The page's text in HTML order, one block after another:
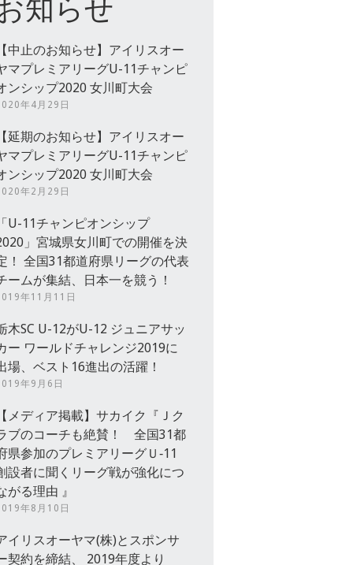
知らせ
中止のお知らせ】アイリスオー
マプレミアリーグU-11チャンピ
ンシップ2020 女川町大会
年4月29日
延期のお知らせ】アイリスオー
マプレミアリーグU-11チャンピ
ンシップ2020 女川町大会
年2月29日
U-11チャンピオンシップ
」宮城県女川町での開催を決
！ 全国31都道府県リーグの代表
ームが集結、日本一を競う！
年11月11日
木SC U-12がU-12 ジュニアサッ
ー ワールドチャレンジ2019に
場、ベスト16進出の活躍！
年9月6日
メディア掲載】サカイク『Ｊク
ブのコーチも絶賛！ 全国31都
県参加のプレミアリーグＵ‐11
設者に聞くリーグ戦が強化につ
がる理由 』
年8月10日
イリスオーヤマ(株)とスポンサ
契約を締結、 2019年度より